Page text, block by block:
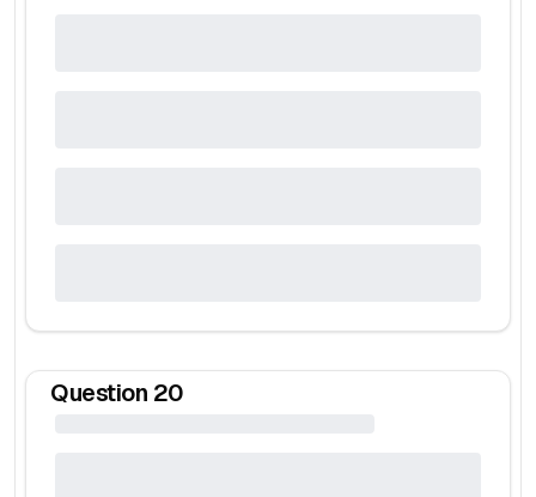
Question 20